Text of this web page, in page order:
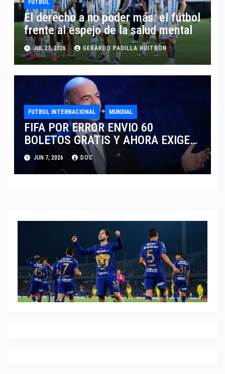
FUTBOL
El derecho a no poder más: el fútbol
frente al espejo de la salud mental
JUL 21, 2026 GERARDO PADILLA HUITRON
FUTBOL INTERNACIONAL MUNDIAL
FIFA POR ERROR ENVIO 60
BOLETOS GRATIS Y AHORA EXIGE
COBRO.
JUN 7, 2026 DOC